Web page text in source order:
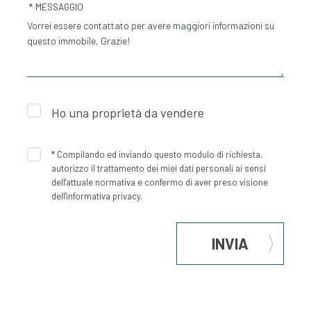
* MESSAGGIO
Ho una proprietà da vendere
* Compilando ed inviando questo modulo di richiesta,
autorizzo il trattamento dei miei dati personali ai sensi
dell'attuale normativa e confermo di aver preso visione
dell'informativa privacy.
INVIA